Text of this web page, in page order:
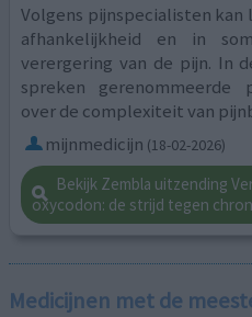
Volgens pijnspecialisten
afhankelijkheid en in
verergering van de pijn. In
spreken gerenommeerde
over de complexiteit van
mijnmedicijn (18-02-2026)
Bekijk Zembla uitzending
oxycodon: de strijd tegen
Medicijnen met de